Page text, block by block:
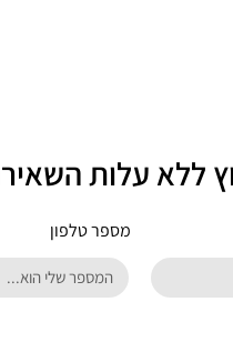
ללא עלות
מספר טלפון